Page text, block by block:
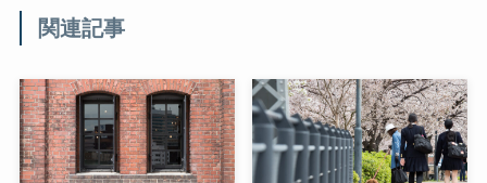
関連記事